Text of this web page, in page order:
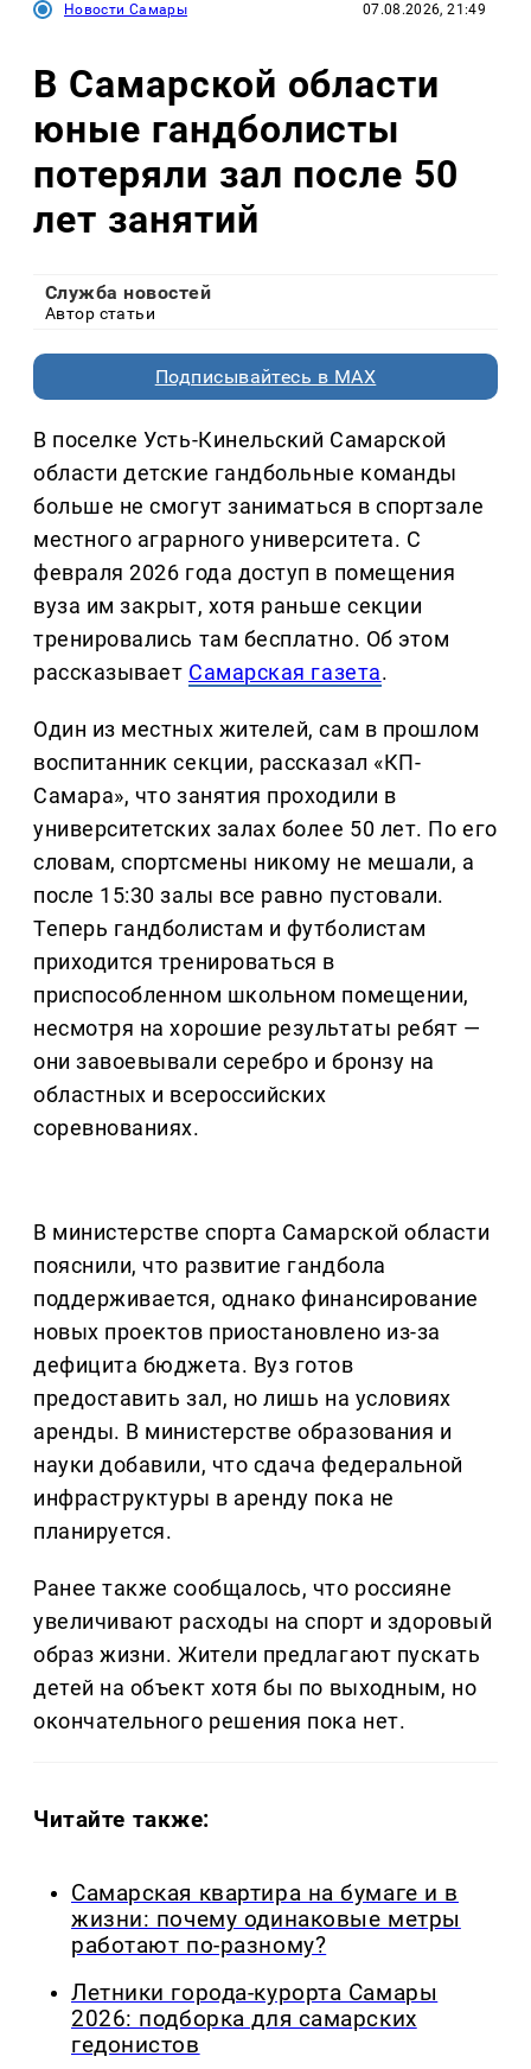
Новости Самары 07.08.2026, 21:49
В Самарской области
юные гандболисты
потеряли зал после 50
лет занятий
Служба новостей
Автор статьи
Подписывайтесь в MAX
В поселке Усть-Кинельский Самарской
области детские гандбольные команды
больше не смогут заниматься в спортзале
местного аграрного университета. С
февраля 2026 года доступ в помещения
вуза им закрыт, хотя раньше секции
тренировались там бесплатно. Об этом
рассказывает Самарская газета.
Один из местных жителей, сам в прошлом
воспитанник секции, рассказал «КП-
Самара», что занятия проходили в
университетских залах более 50 лет. По его
словам, спортсмены никому не мешали, а
после 15:30 залы все равно пустовали.
Теперь гандболистам и футболистам
приходится тренироваться в
приспособленном школьном помещении,
несмотря на хорошие результаты ребят —
они завоевывали серебро и бронзу на
областных и всероссийских
соревнованиях.
В министерстве спорта Самарской области
пояснили, что развитие гандбола
поддерживается, однако финансирование
новых проектов приостановлено из-за
дефицита бюджета. Вуз готов
предоставить зал, но лишь на условиях
аренды. В министерстве образования и
науки добавили, что сдача федеральной
инфраструктуры в аренду пока не
планируется.
Ранее также сообщалось, что россияне
увеличивают расходы на спорт и здоровый
образ жизни. Жители предлагают пускать
детей на объект хотя бы по выходным, но
окончательного решения пока нет.
Читайте также:
Самарская квартира на бумаге и в
жизни: почему одинаковые метры
работают по-разному?
Летники города-курорта Самары
2026: подборка для самарских
гедонистов